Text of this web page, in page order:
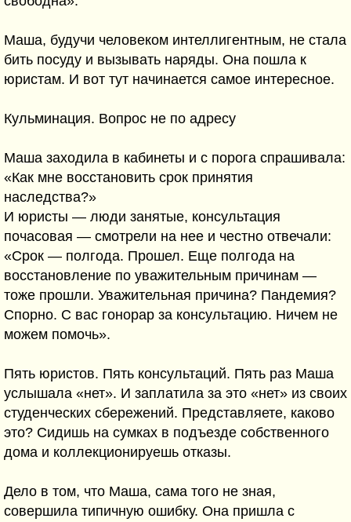
Маша, будучи человеком интеллигентным, не стала
бить посуду и вызывать наряды. Она пошла к
юристам. И вот тут начинается самое интересное.
Кульминация. Вопрос не по адресу
Маша заходила в кабинеты и с порога спрашивала:
«Как мне восстановить срок принятия
наследства?»
И юристы — люди занятые, консультация
почасовая — смотрели на нее и честно отвечали:
«Срок — полгода. Прошел. Еще полгода на
восстановление по уважительным причинам —
тоже прошли. Уважительная причина? Пандемия?
Спорно. С вас гонорар за консультацию. Ничем не
можем помочь».
Пять юристов. Пять консультаций. Пять раз Маша
услышала «нет». И заплатила за это «нет» из своих
студенческих сбережений. Представляете, каково
это? Сидишь на сумках в подъезде собственного
дома и коллекционируешь отказы.
Дело в том, что Маша, сама того не зная,
совершила типичную ошибку. Она пришла с